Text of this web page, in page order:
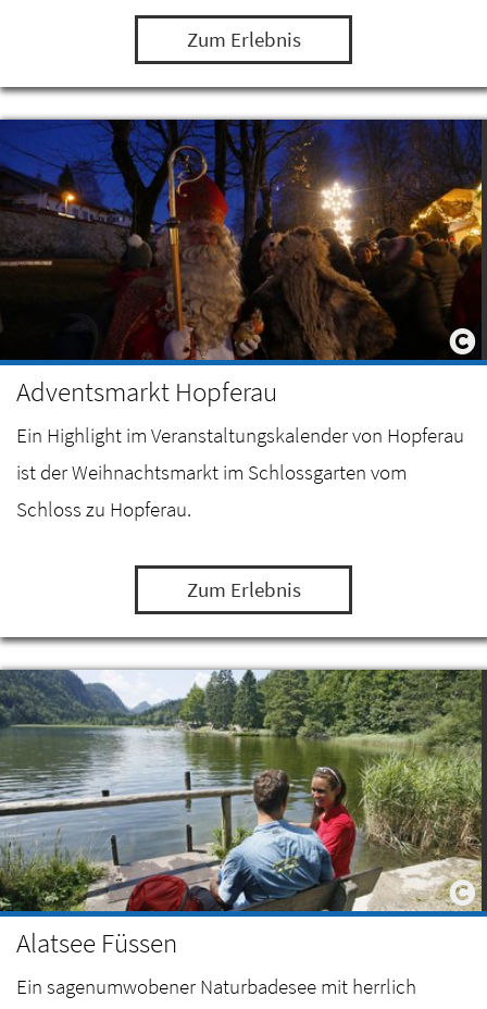
Zum Erlebnis
Adventsmarkt Hopferau
Ein Highlight im Veranstaltungskalender von Hopferau
ist der Weihnachtsmarkt im Schlossgarten vom
Schloss zu Hopferau.
Zum Erlebnis
Alatsee Füssen
Ein sagenumwobener Naturbadesee mit herrlich